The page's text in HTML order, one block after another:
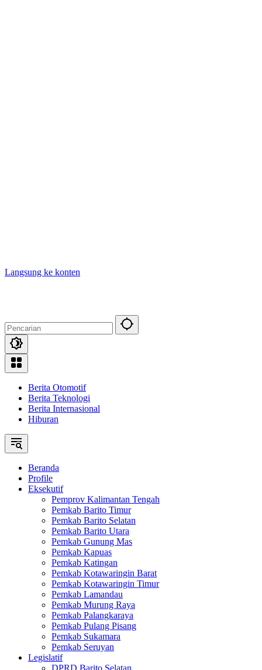
Langsung ke konten
Berita Otomotif
Berita Teknologi
Berita Internasional
Hiburan
Beranda
Profile
Eksekutif
Pemprov Kalimantan Tengah
Pemkab Barito Timur
Pemkab Barito Selatan
Pemkab Barito Utara
Pemkab Gunung Mas
Pemkab Kapuas
Pemkab Katingan
Pemkab Kotawaringin Barat
Pemkab Kotawaringin Timur
Pemkab Lamandau
Pemkab Murung Raya
Pemkab Palangkaraya
Pemkab Pulang Pisang
Pemkab Sukamara
Pemkab Seruyan
Legislatif
DPRD Barito Selatan